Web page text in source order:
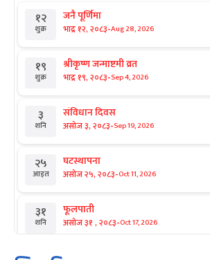
१२
शुक्र
जनै पूर्णिमा
भाद्र १२, २०८३-Aug 28, 2026
१९
शुक्र
श्रीकृष्ण जन्माष्टमी व्रत
भाद्र १९, २०८३-Sep 4, 2026
३
शनि
संविधान दिवस
असोज ३, २०८३-Sep 19, 2026
२५
आइत
घटस्थापना
असोज २५, २०८३-Oct 11, 2026
३१
शनि
फूलपाती
असोज ३१ , २०८३-Oct 17, 2026